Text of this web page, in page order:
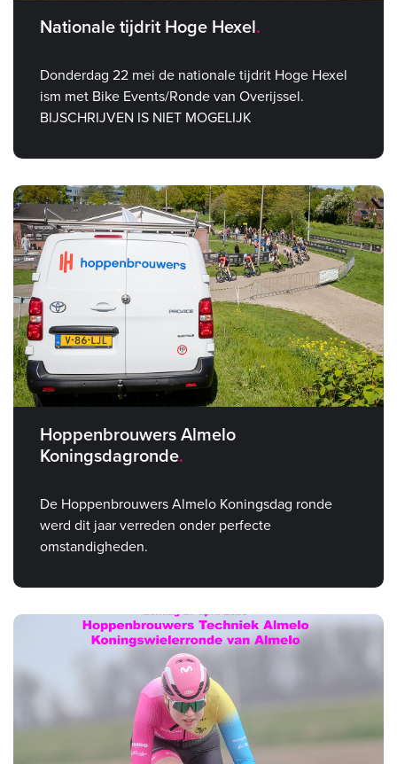
Nationale tijdrit Hoge Hexel
Donderdag 22 mei de nationale tijdrit Hoge Hexel
ism met Bike Events/Ronde van Overijssel.
BIJSCHRIJVEN IS NIET MOGELIJK
Hoppenbrouwers Almelo
Koningsdagronde
De Hoppenbrouwers Almelo Koningsdag ronde
werd dit jaar verreden onder perfecte
omstandigheden.